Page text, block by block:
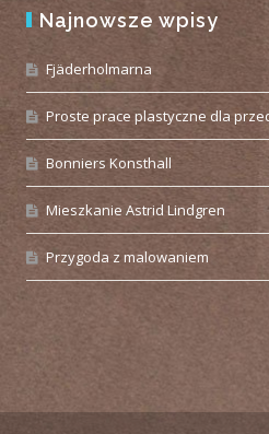
Najnowsze wpisy
Fjäderholmarna
Proste prace plastyczne dla
Bonniers Konsthall
Mieszkanie Astrid Lindgren
Przygoda z malowaniem